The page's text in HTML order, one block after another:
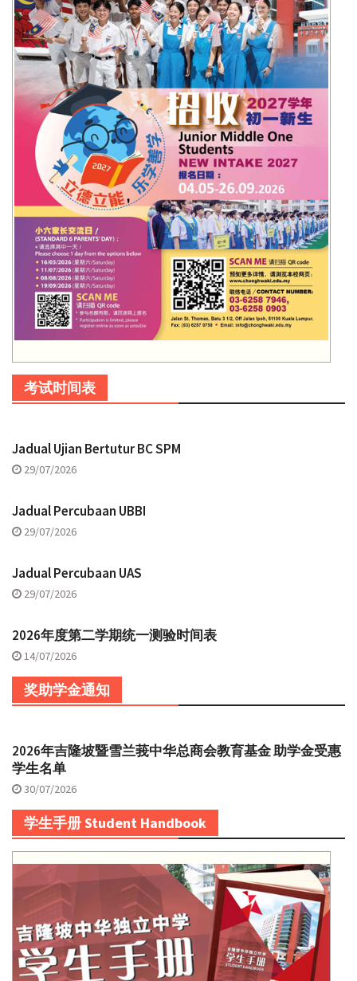
考试时间表
Jadual Ujian Bertutur BC SPM
29/07/2026
Jadual Percubaan UBBI
29/07/2026
Jadual Percubaan UAS
29/07/2026
2026年度第二学期统一测验时间表
14/07/2026
奖助学金通知
2026年吉隆坡暨雪兰莪中华总商会教育基金 助学金受惠
学生名单
30/07/2026
学生手册 Student Handbook